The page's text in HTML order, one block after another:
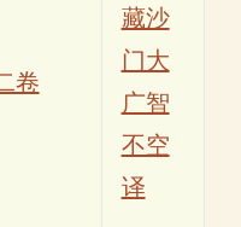
卷
藏沙
门大
广智
不空
译